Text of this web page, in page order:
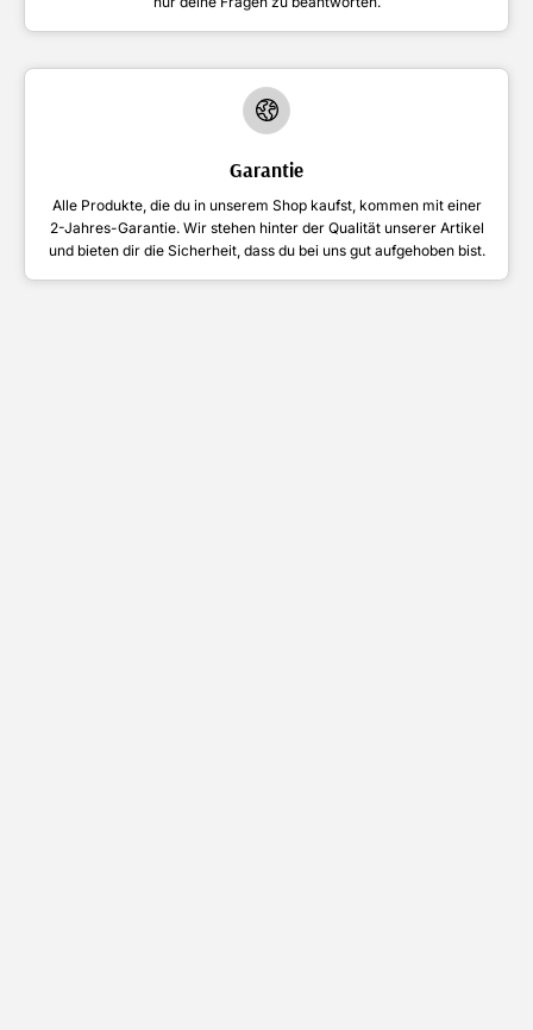
Garantie
Alle Produkte, die du in unserem Shop kaufst, kommen mit einer
2-Jahres-Garantie. Wir stehen hinter der Qualität unserer Artikel
und bieten dir die Sicherheit, dass du bei uns gut aufgehoben bist.